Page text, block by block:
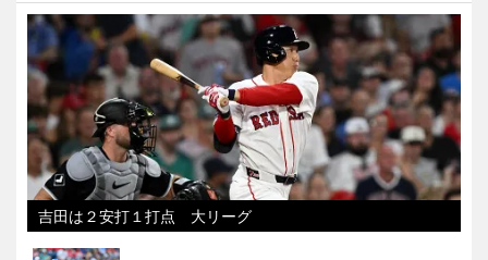
吉田は２安打１打点 大リーグ